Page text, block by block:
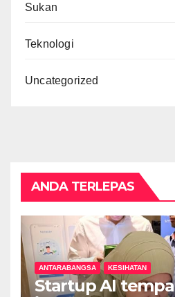
Sukan
Teknologi
Uncategorized
ANDA TERLEPAS
ANTARABANGSA KESIHATAN
Startup AI